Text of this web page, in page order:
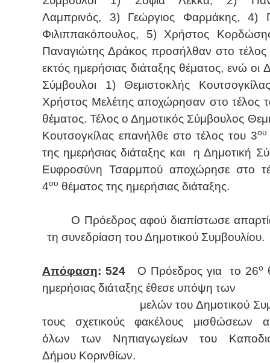
Λαμπρινός, 3) Γεώργιος Φαρμάκης, 4)
Φιλιππακόπουλος, 5) Χρήστος
Παναγιώτης Δράκος προσήλθαν στο τέλος
εκτός ημερήσιας διάταξης θέματος, ενώ οι
Σύμβουλοι 1) Θεμιστοκλής
Χρήστος Μελέτης αποχώρησαν στο τέλος
θέματος. Τέλος ο Δημοτικός Σύμβουλος
Κουτσογκίλας επανήλθε στο τέλος του 3ου
της ημερήσιας διάταξης και
η Δημοτική
Ευφροσύνη Τσαρμπού αποχώρησε στο
4ου θέματος της ημερήσιας διάταξης.
Ο Πρόεδρος αφού διαπίστωσε
τη συνεδρίαση του Δημοτικού Συμβουλίου.
Απόφαση: 524 Ο Πρόεδρος για το 26ο
ημερήσιας διάταξης έθεσε υπόψη των
μελών του Δημοτικού
τους σχετικούς φακέλους μισθώσεων
όλων των Νηπιαγωγείων του
Δήμου Κορινθίων.